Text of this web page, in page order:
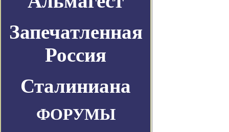
Запечатленная
Россия
Сталиниана
ФОРУМЫ